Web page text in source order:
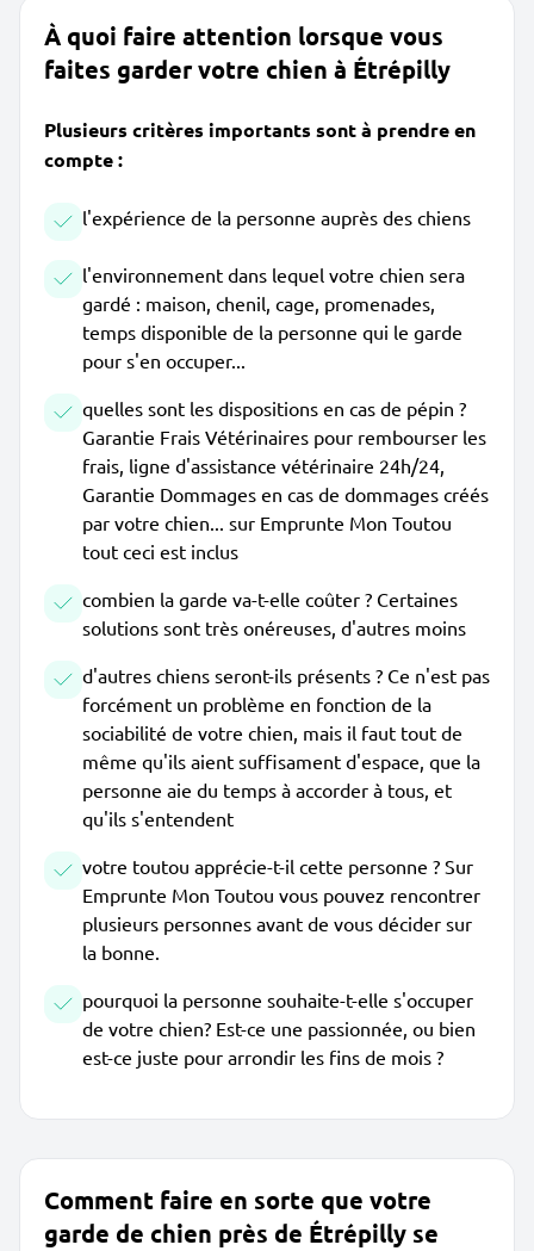
À quoi faire attention lorsque vous
faites garder votre chien à Étrépilly
Plusieurs critères importants sont à prendre en
compte :
l'expérience de la personne auprès des chiens
l'environnement dans lequel votre chien sera
gardé : maison, chenil, cage, promenades,
temps disponible de la personne qui le garde
pour s'en occuper...
quelles sont les dispositions en cas de pépin ?
Garantie Frais Vétérinaires pour rembourser les
frais, ligne d'assistance vétérinaire 24h/24,
Garantie Dommages en cas de dommages créés
par votre chien... sur Emprunte Mon Toutou
tout ceci est inclus
combien la garde va-t-elle coûter ? Certaines
solutions sont très onéreuses, d'autres moins
d'autres chiens seront-ils présents ? Ce n'est pas
forcément un problème en fonction de la
sociabilité de votre chien, mais il faut tout de
même qu'ils aient suffisament d'espace, que la
personne aie du temps à accorder à tous, et
qu'ils s'entendent
votre toutou apprécie-t-il cette personne ? Sur
Emprunte Mon Toutou vous pouvez rencontrer
plusieurs personnes avant de vous décider sur
la bonne.
pourquoi la personne souhaite-t-elle s'occuper
de votre chien? Est-ce une passionnée, ou bien
est-ce juste pour arrondir les fins de mois ?
Comment faire en sorte que votre
garde de chien près de Étrépilly se